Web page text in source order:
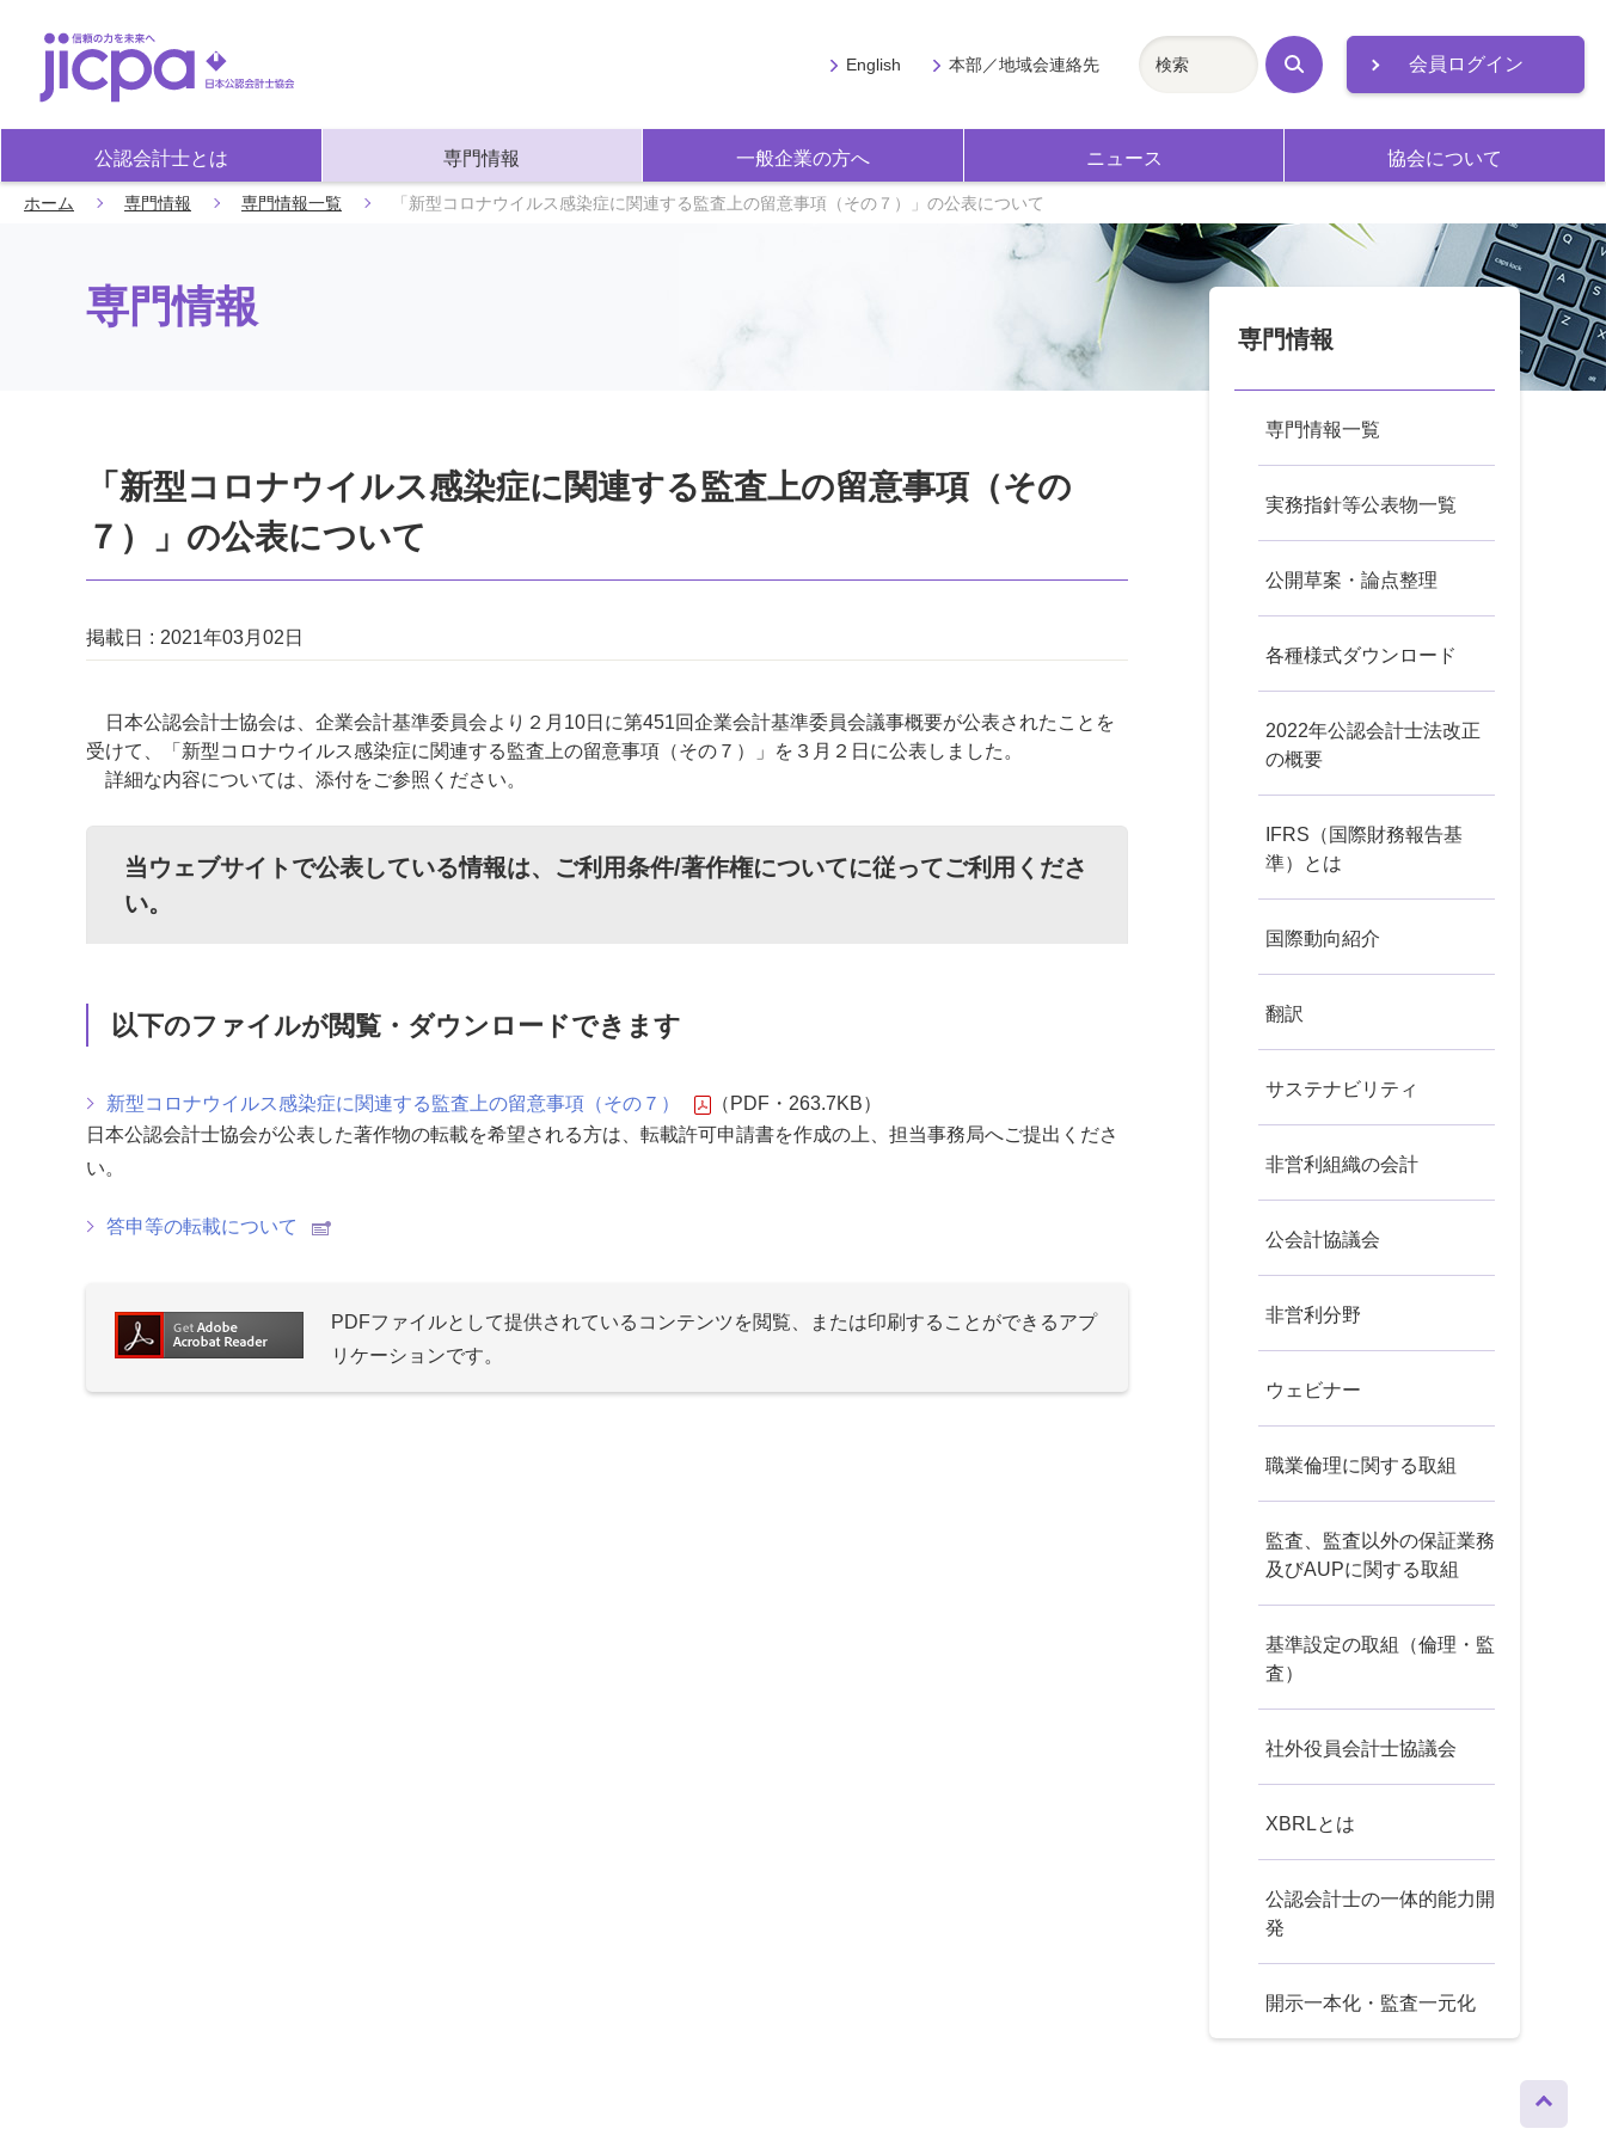
会員ログイン
公認会計士とは 専門情報 一般企業の方へ ニュース 協会について
English 本部／地域会連絡先
検
索
ホーム 専門情報 専門情報一覧 「新型コロナウイルス感染症に関連する監査上の留意事項（その７）」の公表について
専門情報
「新型コロナウイルス感染症に関連する監査上の留意事項（その
７）」の公表について
掲載日 2021年03月02日
日本公認会計士協会は、企業会計基準委員会より２月10日に第451回企業会計基準委員会議事概要が公表されたことを
受けて、「新型コロナウイルス感染症に関連する監査上の留意事項（その７）」を３月２日に公表しました。
詳細な内容については、添付をご参照ください。
当ウェブサイトで公表している情報は、 ご利用条件/著作権についてに従ってご利用くださ
い。
以下のファイルが閲覧・ダウンロードできます
新型コロナウイルス感染症に関連する監査上の留意事項（その７）
（PDF・263.7KB）
日本公認会計士協会が公表した著作物の転載を希望される方は、転載許可申請書を作成の上、担当事務局へご提出くださ
い。
答申等の転載について
PDFファイルとして提供されているコンテンツを閲覧、または印刷することができるアプ
リケーションです。
専門情報
専門情報一覧
実務指針等公表物一覧
公開草案・論点整理
各種様式ダウンロード
2022年公認会計士法改正
の概要
IFRS（国際財務報告基
準）とは
国際動向紹介
翻訳
サステナビリティ
非営利組織の会計
公会計協議会
非営利分野
ウェビナー
職業倫理に関する取組
監査、監査以外の保証業務
及びAUPに関する取組
基準設定の取組（倫理・監
査）
社外役員会計士協議会
XBRLとは
公認会計士の一体的能力開
発
開示一本化・監査一元化
ップへ